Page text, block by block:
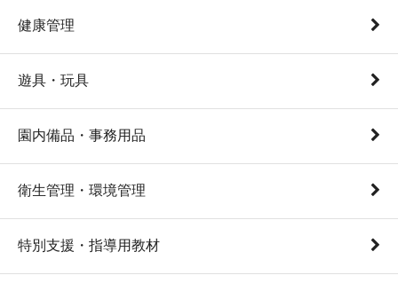
健康管理
遊具・玩具
園内備品・事務用品
衛生管理・環境管理
特別支援・指導用教材